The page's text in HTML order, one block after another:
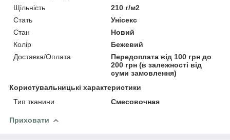
Щільність
210 г/м2
Стать
Унісекс
Стан
Новий
Колір
Бежевий
Доставка/Оплата
Передоплата від 100 грн до
200 грн (в залежності від
суми замовлення)
Користувальницькі характеристики
Тип тканини
Смесовочная
Приховати